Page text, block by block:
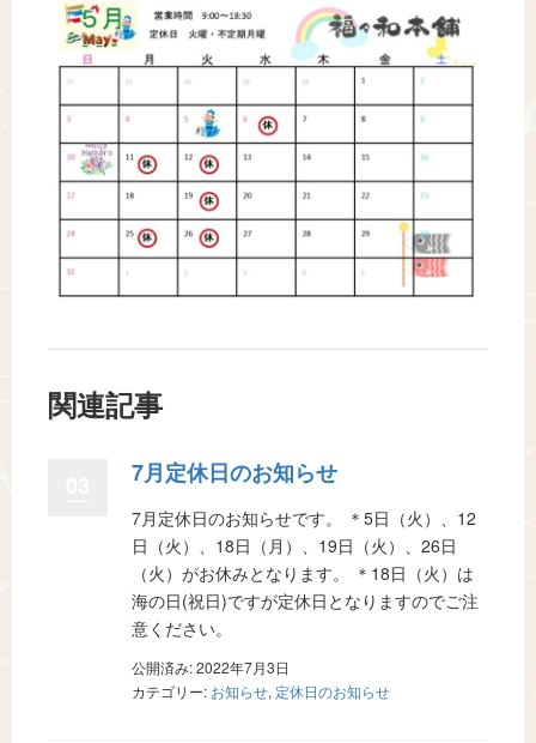
関連記事
7月定休日のお知らせ
7月定休日のお知らせです。 ＊5日（火）、12
日（火）、18日（月）、19日（火）、26日
（火）がお休みとなります。 ＊18日（火）は
海の日(祝日)ですが定休日となりますのでご注
意ください。
公開済み: 2022年7月3日
カテゴリー: お知らせ, 定休日のお知らせ